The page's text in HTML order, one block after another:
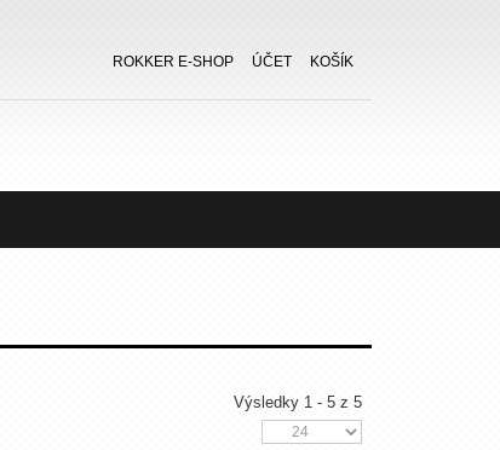
KOŠÍK
ÚČET
ROKKER E-SHOP
Výsledky 1 - 5 z 5